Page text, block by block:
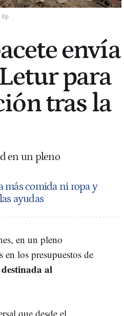
Ep
envía
para
tras la
en un pleno
más comida ni ropa y
ayudas
en un pleno
los presupuestos de
al
que desde el